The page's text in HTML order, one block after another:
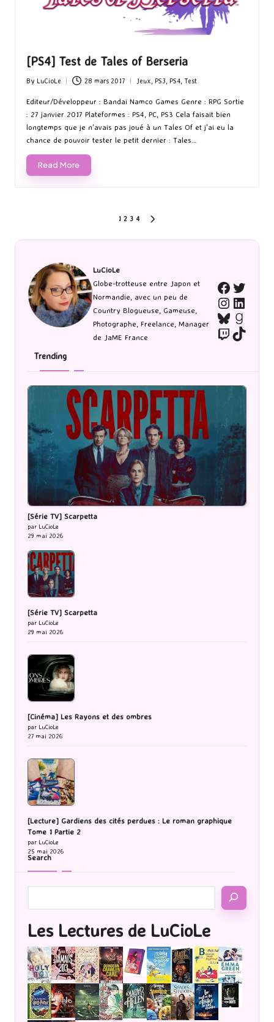
[PS4] Test de Tales of Berseria
Posted
by
By LuCioLe 28 mars 2017
Posted
Jeux, PS3, PS4, Test
Editeur/Développeur : Bandai Namco Games Genre : RPG Sortie
: 27 janvier 2017 Plateformes : PS4, PC, PS3 Cela faisait bien
longtemps que je n'avais pas joué à un Tales Of et j'ai eu la
chance de pouvoir tester le petit dernier : Tales…
Read More
des
publications
1 2 3 4
LuCioLe
Globe-trotteuse entre Japon et
Normandie, avec un peu de
Country Blogueuse, Gameuse,
Photographe, Freelance, Manager
de JaME France
Bluesky
TwitchTikTok
Trending
[Série TV] Scarpetta
par LuCioLe
29 mai 2026
[Série TV] Scarpetta
par LuCioLe
29 mai 2026
[Cinéma] Les Rayons et des ombres
par LuCioLe
27 mai 2026
[Lecture] Gardiens des cités perdues : Le roman graphique
Tome 1 Partie 2
par LuCioLe
25 mai 2026
Search
Les Lectures de LuCioLe